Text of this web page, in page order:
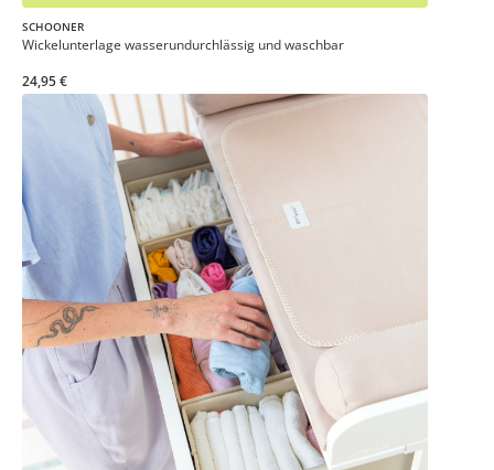
SCHOONER
Wickelunterlage wasserundurchlässig und waschbar
24,95 €